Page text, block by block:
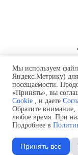
Мы используем
Яндекс.Метрику)
посещаемости.
«Принять», вы
Cookie , и даете
Обратите внимание,
любое время. При
Подробнее в
Принять все